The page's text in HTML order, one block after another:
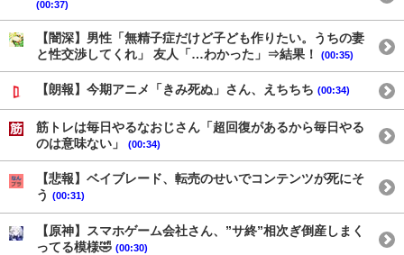
(00:37)
【闇深】男性「無精子症だけど子ども作りたい。うちの妻
と性交渉してくれ」 友人「…わかった」⇒結果！
(00:35)
【朗報】今期アニメ「きみ死ぬ」さん、えちちち (00:34)
筋トレは毎日やるなおじさん「超回復があるから毎日やる
のは意味ない」
(00:34)
【悲報】ベイブレード、転売のせいでコンテンツが死にそ
う (00:31)
【原神】スマホゲーム会社さん、”サ終”相次ぎ倒産しまく
ってる模様🤣 (00:30)